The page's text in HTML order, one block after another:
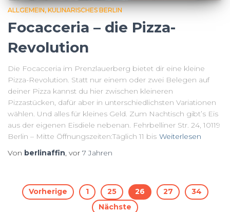
ALLGEMEIN KULINARISCHES BERLIN
Focacceria – die Pizza-
Revolution
Die Focacceria im Prenzlauerberg bietet dir eine kleine
Pizza-Revolution. Statt nur einem oder zwei Belegen auf
deiner Pizza kannst du hier zwischen kleineren
Pizzastücken, dafür aber in unterschiedlichsten Variationen
wählen. Und alles für kleines Geld. Zum Nachtisch gibt’s Eis
aus der eigenen Eisdiele nebenan. Fehrbelliner Str. 24, 10119
Berlin – Mitte Öffnungszeiten:Täglich 11 bis Weiterlesen
Von berlinaffin , vor 7 Jahren
Seitennummerierung
Vorherige 1 25 26 27
34
Nächste